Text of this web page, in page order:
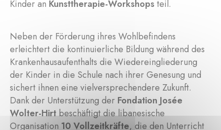
Kinder an Kunsttherapie-Workshopsteil.
Neben der Förderung ihres Wohlbefindens
erleichtert die kontinuierliche Bildung während des
Krankenhausaufenthalts die Wiedereingliederung
der Kinder in die Schule nach ihrer Genesung und
sichert ihnen eine vielversprechendere Zukunft.
Dank der Unterstützung der Fondation Josée
Wolter-Hirtbeschäftigt die libanesische
Organisation 10 Vollzeitkräfte, die den Unterricht